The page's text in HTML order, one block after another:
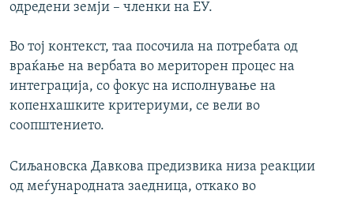
одредени земји – членки на ЕУ.
Во тој контекст, таа посочила на потребата од
враќање на вербата во мериторен процес на
интеграција, со фокус на исполнување на
копенхашките критериуми, се вели во
соопштението.
Сиљановска Давкова предизвика низа реакции
од меѓународната заедница, откако во